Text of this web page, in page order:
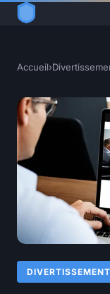
Accueil›
DIVERTISSEMENT